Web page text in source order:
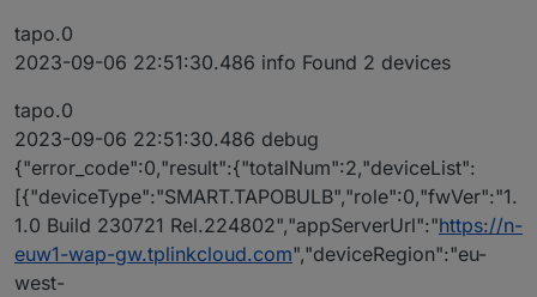
tapo.0
2023-09-06 22:51:30.486 info Found 2 devices
tapo.0
2023-09-06 22:51:30.486 debug
{"error_code":0,"result":{"totalNum":2,"deviceList":
[{"deviceType":"SMART.TAPOBULB","role":0,"fwVer":"1.
1.0 Build 230721 Rel.224802","appServerUrl":"https://n-
euw1-wap-gw.tplinkcloud.com","deviceRegion":"eu-
west-